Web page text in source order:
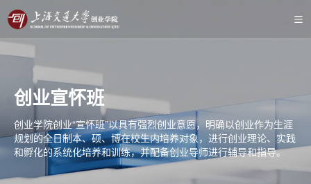
创业宣怀班
创业学院创业“宣怀班”以具有强烈创业意愿，明确以创业作为生涯
规划的全日制本、硕、博在校生内培养对象，进行创业理论、实践
和孵化的系统化培养和训练，并配备创业导师进行辅导和指导。